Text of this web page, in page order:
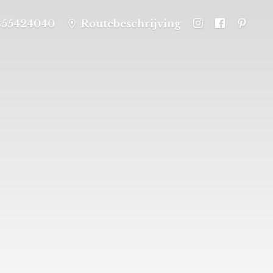
Routebeschrijving